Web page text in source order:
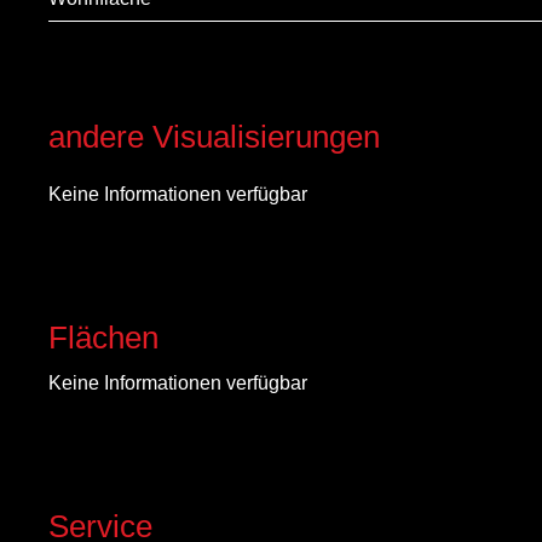
andere Visualisierungen
Keine Informationen verfügbar
Flächen
Keine Informationen verfügbar
Service